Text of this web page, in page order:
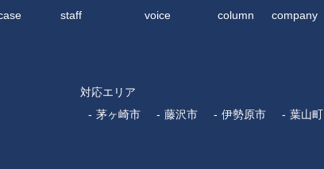
staff
voice
column
company
対応エリア
茅ヶ崎市
藤沢市 伊勢原市 葉山町